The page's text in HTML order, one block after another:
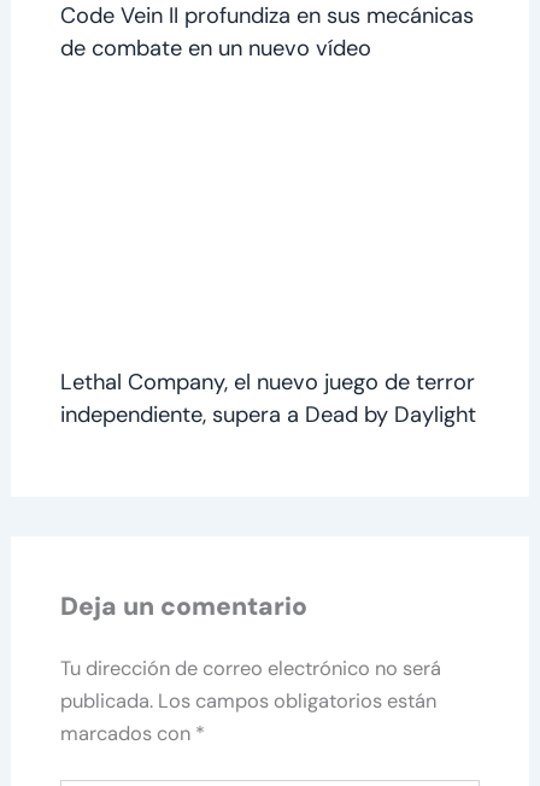
Code Vein II profundiza en sus mecánicas
de combate en un nuevo vídeo
Lethal Company, el nuevo juego de terror
independiente, supera a Dead by Daylight
Deja un comentario
Tu dirección de correo electrónico no será
publicada. Los campos obligatorios están
marcados con *